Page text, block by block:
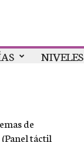
NIVELES
de
táctil